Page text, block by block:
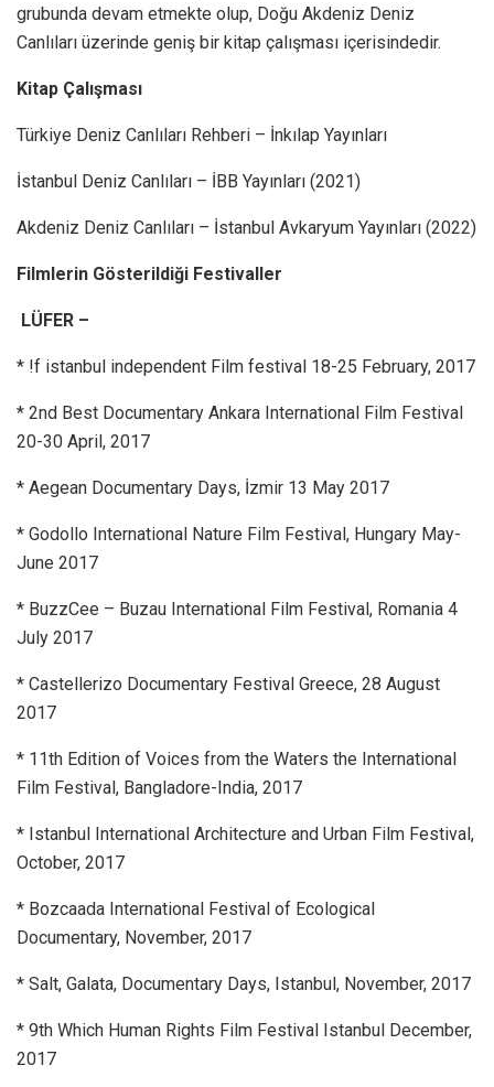
grubunda devam etmekte olup, Doğu Akdeniz Deniz
Canlıları üzerinde geniş bir kitap çalışması içerisindedir.
Kitap Çalışması
Türkiye Deniz Canlıları Rehberi – İnkılap Yayınları
İstanbul Deniz Canlıları – İBB Yayınları (2021)
Akdeniz Deniz Canlıları – İstanbul Avkaryum Yayınları (2022)
Filmlerin Gösterildiği Festivaller
LÜFER –
* !f istanbul independent Film festival 18-25 February, 2017
* 2nd Best Documentary Ankara International Film Festival
20-30 April, 2017
* Aegean Documentary Days, İzmir 13 May 2017
* Godollo International Nature Film Festival, Hungary May-
June 2017
* BuzzCee – Buzau International Film Festival, Romania 4
July 2017
* Castellerizo Documentary Festival Greece, 28 August
2017
* 11th Edition of Voices from the Waters the International
Film Festival, Bangladore-India, 2017
* Istanbul International Architecture and Urban Film Festival,
October, 2017
* Bozcaada International Festival of Ecological
Documentary, November, 2017
* Salt, Galata, Documentary Days, Istanbul, November, 2017
* 9th Which Human Rights Film Festival Istanbul December,
2017